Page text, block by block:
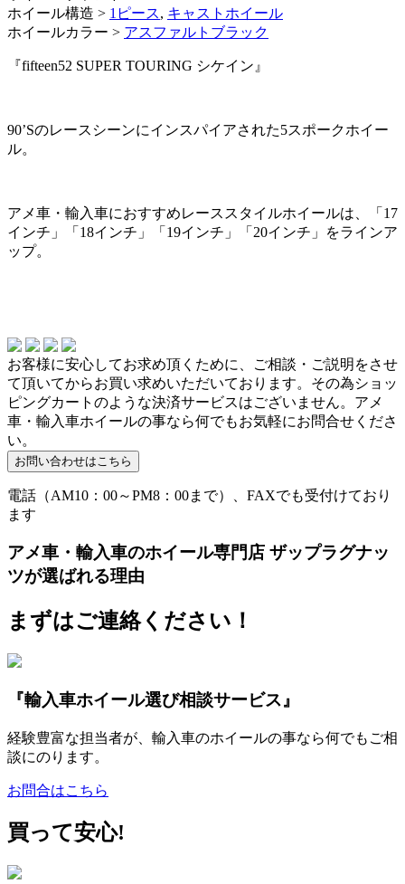
ホイール構造 > 1ピース, キャストホイール
ホイールカラー > アスファルトブラック
『fifteen52 SUPER TOURING シケイン』
90’Sのレースシーンにインスパイアされた5スポークホイー
ル。
アメ車・輸入車におすすめレーススタイルホイールは、「17
インチ」「18インチ」「19インチ」「20インチ」をラインア
ップ。
お客様に安心してお求め頂くために、ご相談・ご説明をさせ
て頂いてからお買い求めいただいております。その為ショッ
ピングカートのような決済サービスはございません。アメ
車・輸入車ホイールの事なら何でもお気軽にお問合せくださ
い。
電話（AM10：00～PM8：00まで）、FAXでも受付けており
ます
アメ車・輸入車のホイール専門店 ザップラグナッ
ツが選ばれる理由
まずはご連絡ください！
『輸入車ホイール選び相談サービス』
経験豊富な担当者が、輸入車のホイールの事なら何でもご相
談にのります。
お問合はこちら
買って安心!